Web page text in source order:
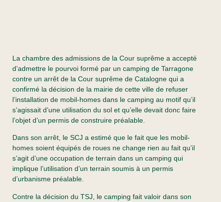
La chambre des admissions de la Cour suprême a accepté
d’admettre le pourvoi formé par un camping de Tarragone
contre un arrêt de la Cour suprême de Catalogne qui a
confirmé la décision de la mairie de cette ville de refuser
l’installation de mobil-homes dans le camping au motif qu’il
s’agissait d’une utilisation du sol et qu’elle devait donc faire
l’objet d’un permis de construire préalable.
Dans son arrêt, le SCJ a estimé que le fait que les mobil-
homes soient équipés de roues ne change rien au fait qu’il
s’agit d’une occupation de terrain dans un camping qui
implique l’utilisation d’un terrain soumis à un permis
d’urbanisme préalable.
Contre la décision du TSJ, le camping fait valoir dans son